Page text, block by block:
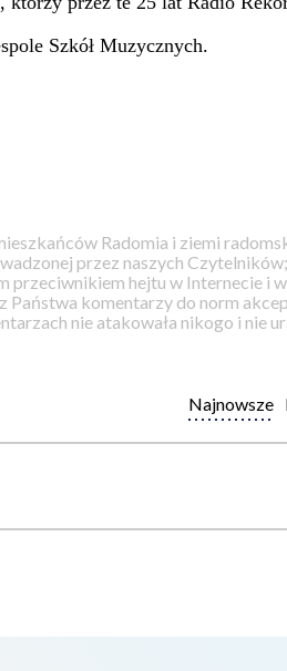
Szkół Muzycznych.
Radomia i ziemi
przez naszych
przeciwnikiem hejtu w Internecie i
Państwa komentarzy do norm
nie atakowała nikogo i nie
Najnowsze